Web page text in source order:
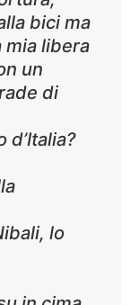
bici ma
mia libera
un
di
d’Italia?
lo